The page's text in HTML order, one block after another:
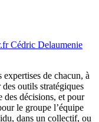
Cédric Delaumenie
de chacun, à
outils stratégiques
des décisions, et pour
le groupe l’équipe
dans un collectif, ou